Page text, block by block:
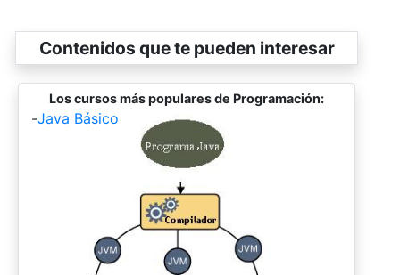
Contenidos que te pueden interesar
Los cursos más populares de Programación:
-Java Básico